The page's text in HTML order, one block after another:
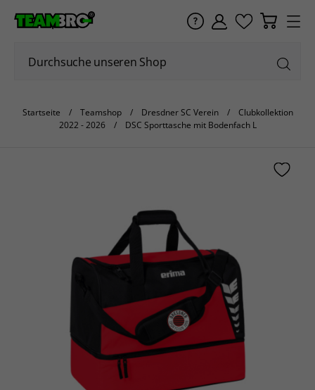
Startseite Teamshop Dresdner SC Verein
Clubkollektion
2022 - 2026
DSC Sporttasche mit Bodenfach L